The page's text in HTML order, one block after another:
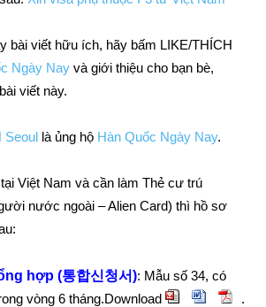
viết hữu ích, hãy bấm LIKE/THÍCH
Ngày Nay và giới thiệu cho bạn bè,
viết này.
Seoul là ủng hộ Hàn Quốc Ngày Nay.
Việt Nam và cần làm Thẻ cư trú
nước ngoài – Alien Card) thì hồ sơ
hợp (통합신청서): Mẫu số 34, có
vòng 6 tháng.Download
.